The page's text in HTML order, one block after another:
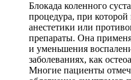
Блокада коленного
процедура, при которой
анестетики или
препараты. Она
и уменьшения
заболеваниях, как
Многие пациенты